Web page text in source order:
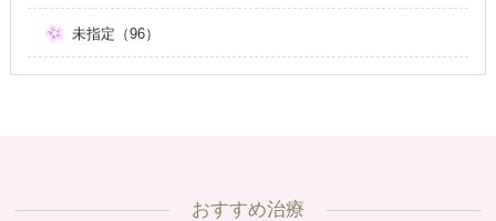
未指定（96）
おすすめ治療